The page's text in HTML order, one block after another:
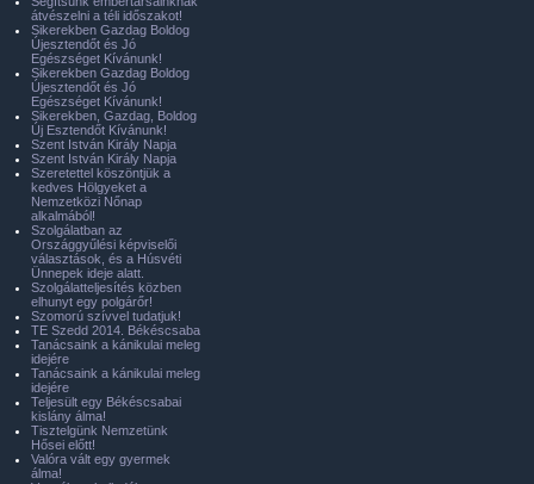
átvészelni a téli időszakot!
Sikerekben Gazdag Boldog
Újesztendőt és Jó
Egészséget Kívánunk!
Sikerekben Gazdag Boldog
Újesztendőt és Jó
Egészséget Kívánunk!
Sikerekben, Gazdag, Boldog
Új Esztendőt Kívánunk!
Szent István Király Napja
Szent István Király Napja
Szeretettel köszöntjük a
kedves Hölgyeket a
Nemzetközi Nőnap
alkalmából!
Szolgálatban az
Országgyűlési képviselői
választások, és a Húsvéti
Ünnepek ideje alatt.
Szolgálatteljesítés közben
elhunyt egy polgárőr!
Szomorú szívvel tudatjuk!
TE Szedd 2014. Békéscsaba
Tanácsaink a kánikulai meleg
idejére
Tanácsaink a kánikulai meleg
idejére
Teljesült egy Békéscsabai
kislány álma!
Tisztelgünk Nemzetünk
Hősei előtt!
Valóra vált egy gyermek
álma!